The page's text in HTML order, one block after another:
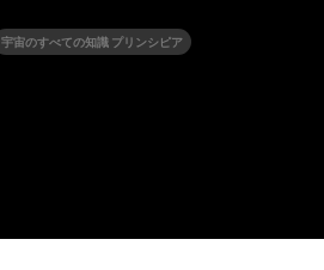
宇宙のすべての知識 プリンシピア